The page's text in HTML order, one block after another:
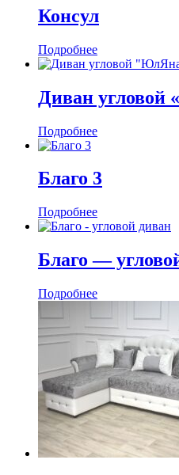
Консул
Подробнее
Диван угловой
Подробнее
Благо 3
Подробнее
Благо —
Подробнее